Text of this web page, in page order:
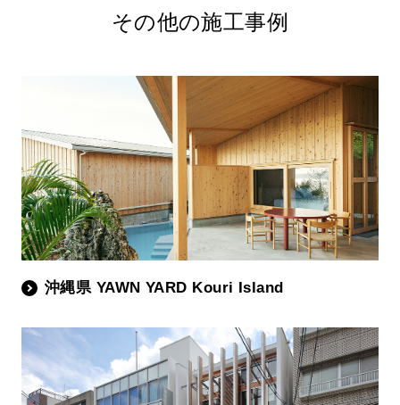
その他の施工事例
沖縄県 YAWN YARD Kouri Island